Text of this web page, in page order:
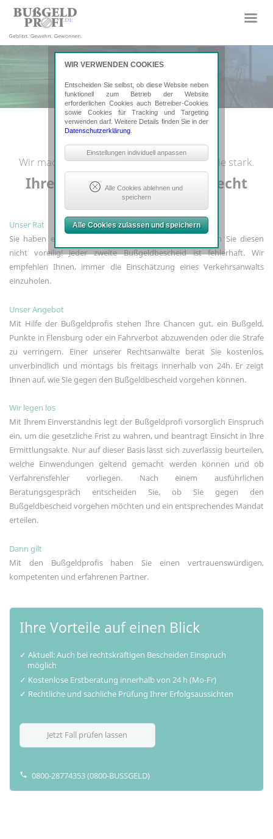
WIR VERWENDEN COOKIES
Entscheiden Sie selbst, ob diese Website neben
funktionell zum Betrieb der Website
erforderlichen Cookies auch Betreiber-Cookies
sowie Cookies für Tracking und Targeting
verwenden darf. Weitere Details finden Sie in der
Datenschutzerklärung
Notwendige Cookies
Funktionalität der Website zu sichern.
Erforderlich: Consent-Entscheidung,
Google ReCaptcha
Tracking- und Targeting-Cookies
Sind erforderlich, um unsere Website
auf Ihre Bedürfnisse hin zu optimieren.
Gestaltung und fortlaufende
Verbesserung unseres Angebotes
einschließlich der Verknüpfung zu
den Kartendienst von Google Maps zu
unserer Kanzleien anzeigen lassen
können.
Einstellungen individuell anpassen
Alle Cookies ablehnen und
speichern
Alle Cookies zulassen und speichern
Wir machen uns im Bußgeldverfahren für Sie stark.
Ihre Experten im Verkehrsrecht
Unser Rat
Sie haben einen Bußgeldbescheid erhalten? Akzeptieren Sie diesen
nicht voreilig! Jeder zweite Bußgeldbescheid ist fehlerhaft. Wir
empfehlen Ihnen, immer die Einschätzung eines Verkehrsanwalts
einzuholen.
Unser Angebot
Mit Hilfe der Bußgeldprofis stehen Ihre Chancen gut, ein Bußgeld,
Punkte in Flensburg oder ein Fahrverbot abzuwenden oder die Strafe
zu verringern. Einer unserer Rechtsanwälte berät Sie kostenlos,
unverbindlich und montags bis freitags innerhalb von 24h. Er zeigt
Ihnen auf, wie Sie gegen den Bußgeldbescheid vorgehen können.
Wir legen los
Mit Ihrem Einverständnis legt der Bußgeldprofi vorsorglich Einspruch
ein, um die gesetzliche Frist zu wahren, und beantragt Einsicht in Ihre
Ermittlungsakte. Nur auf dieser Basis lässt sich zuverlässig beurteilen,
welche Einwendungen geltend gemacht werden können und ob
Verfahrensfehler vorliegen. Nach einem ausführlichen
Beratungsgespräch entscheiden Sie, ob Sie gegen den
Bußgeldbescheid vorgehen möchten und ein entsprechendes Mandat
erteilen.
Dann gilt
Mit den Bußgeldprofis haben Sie einen vertrauenswürdigen,
kompetenten und erfahrenen Partner.
Ihre Vorteile auf einen Blick
Aktuell: Auch bei rechtskräftigen Bescheiden Einspruch
möglich
Kostenlose Erstberatung innerhalb von 24 h (Mo-Fr)
Rechtliche und sachliche Prüfung Ihrer Erfolgsaussichten
Jetzt Fall prüfen lassen
phone 0800-28774353 (0800-BUSSGELD)